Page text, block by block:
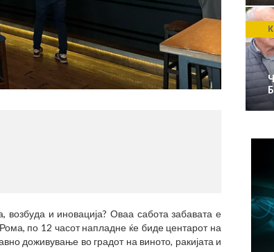
МЕСТО ЗА
возбуда и иновација? Оваа сабота забавата е
по 12 часот напладне ќе биде центарот на
доживување во градот на виното, ракијата и